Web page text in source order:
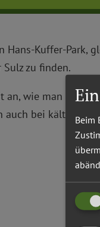
Hans-Kuffer-Park,
Sulz zu finden.
an, wie man richtig
auch bei kälterenBeim